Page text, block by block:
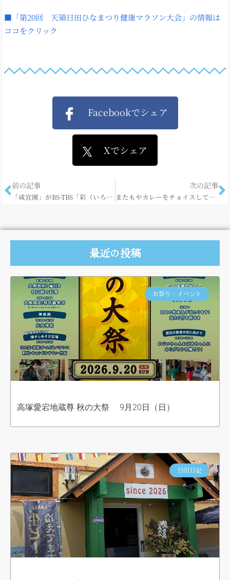
■「第20回 天領日田ひなまつり健康マラソン大会」の情報は
ココをクリック
Facebookでシェア
Xでシェア
前の記事
「咸宜園」がBS-TBS「彩（いろどり）～日本遺産～」で放送されます
次の記事
またもやカレーをチョイスしてしまいました。。
最近の投稿
お祭り・イベント
高塚愛宕地蔵尊 秋の大祭 9月20日（日）
日田日記